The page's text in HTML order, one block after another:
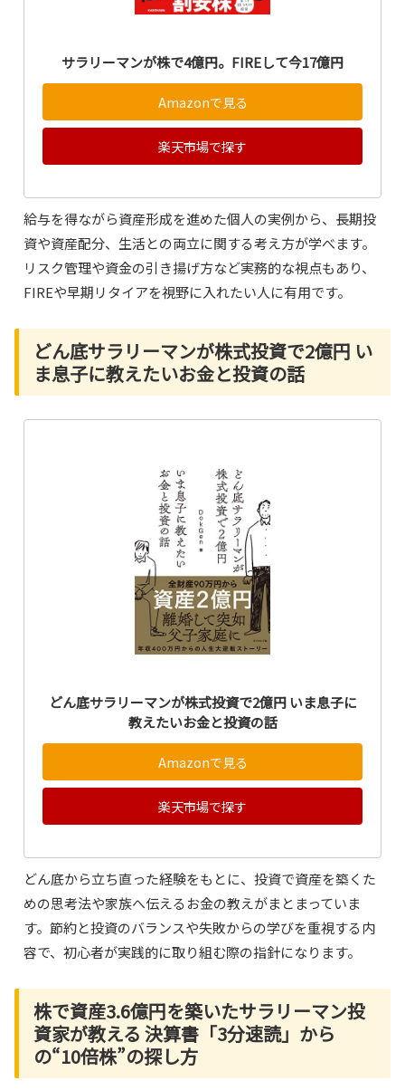
サラリーマンが株で4億円。FIREして今17億円
Amazonで見る
楽天市場で探す
給与を得ながら資産形成を進めた個人の実例から、長期投
資や資産配分、生活との両立に関する考え方が学べます。
リスク管理や資金の引き揚げ方など実務的な視点もあり、
FIREや早期リタイアを視野に入れたい人に有用です。
どん底サラリーマンが株式投資で2億円 い
ま息子に教えたいお金と投資の話
どん底サラリーマンが株式投資で2億円 いま息子に
教えたいお金と投資の話
Amazonで見る
楽天市場で探す
どん底から立ち直った経験をもとに、投資で資産を築くた
めの思考法や家族へ伝えるお金の教えがまとまっていま
す。節約と投資のバランスや失敗からの学びを重視する内
容で、初心者が実践的に取り組む際の指針になります。
株で資産3.6億円を築いたサラリーマン投
資家が教える 決算書「3分速読」から
の“10倍株”の探し方